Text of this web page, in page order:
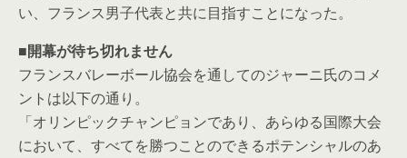
い、フランス男子代表と共に目指すことになった。
■開幕が待ち切れません
フランスバレーボール協会を通してのジャーニ氏のコメ
ントは以下の通り。
「オリンピックチャンピョンであり、あらゆる国際大会
において、すべてを勝つことのできるポテンシャルのあ